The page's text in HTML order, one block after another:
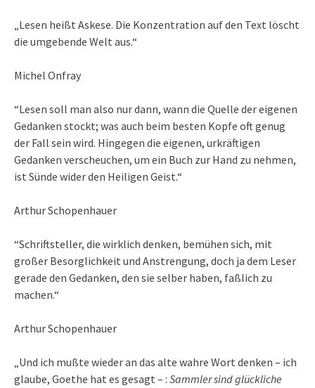
„Lesen heißt Askese. Die Konzentration auf den Text löscht
die umgebende Welt aus.“
Michel Onfray
“Lesen soll man also nur dann, wann die Quelle der eigenen
Gedanken stockt; was auch beim besten Kopfe oft genug
der Fall sein wird. Hingegen die eigenen, urkräftigen
Gedanken verscheuchen, um ein Buch zur Hand zu nehmen,
ist Sünde wider den Heiligen Geist.“
Arthur Schopenhauer
“Schriftsteller, die wirklich denken, bemühen sich, mit
großer Besorglichkeit und Anstrengung, doch ja dem Leser
gerade den Gedanken, den sie selber haben, faßlich zu
machen.“
Arthur Schopenhauer
„Und ich mußte wieder an das alte wahre Wort denken – ich
glaube, Goethe hat es gesagt – : Sammler sind glückliche